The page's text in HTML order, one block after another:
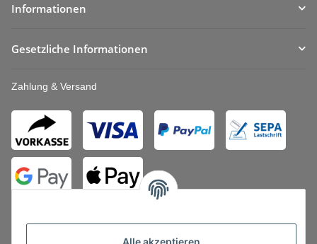
Alle akzeptieren
Informationen
Gesetzliche Informationen
Zahlung & Versand